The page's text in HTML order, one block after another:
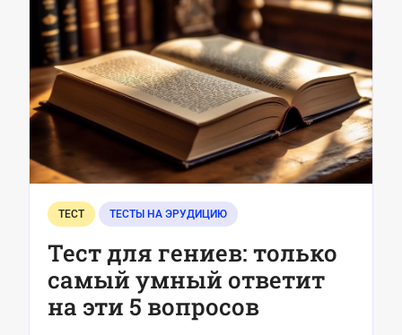
ТЕСТ ТЕСТЫ НА ЭРУДИЦИЮ
Тест для гениев: только
самый умный ответит
на эти 5 вопросов